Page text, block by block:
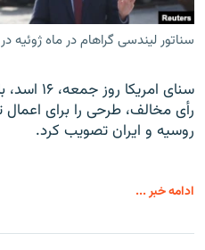
سناتور لیندسی گراهام در ماه ژوئیه
رأی مخالف، طرحی را برای اعمال
روسیه و ایران تصویب کرد.
ادامه خبر ...